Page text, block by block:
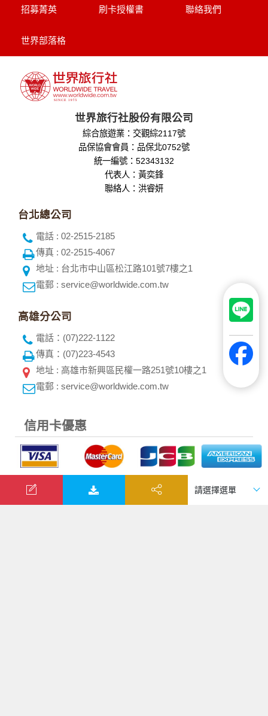
招募菁英 刷卡授權書 聯絡我們
世界部落格
世界旅行社股份有限公司
綜合旅遊業：交觀綜2117號
品保協會會員：品保北0752號
統一編號：52343132
代表人：黃奕鋒
聯絡人：洪睿妍
台北總公司
電話 : 02-2515-2185
傳真 : 02-2515-4067
地址 : 台北市中山區松江路101號7樓之1
電郵 : service@worldwide.com.tw
高雄分公司
電話：(07)222-1122
傳真：(07)223-4543
地址 : 高雄市新興區民權一路251號10樓之1
電郵 : service@worldwide.com.tw
信用卡優惠